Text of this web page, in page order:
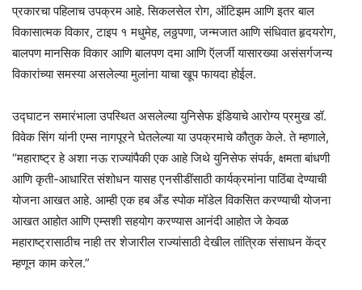
प्रकारचा पहिलाच उपक्रम आहे. सिकलसेल रोग, ऑटिझम आणि इतर बाल
विकासात्मक विकार, टाइप १ मधुमेह, लठ्ठपणा, जन्मजात आणि संधिवात हृदयरोग,
बालपण मानसिक विकार आणि बालपण दमा आणि ऍलर्जी यासारख्या असंसर्गजन्य
विकारांच्या समस्या असलेल्या मुलांना याचा खूप फायदा होईल.
उद्घाटन समारंभाला उपस्थित असलेल्या युनिसेफ इंडियाचे आरोग्य प्रमुख डॉ.
विवेक सिंग यांनी एम्स नागपूरने घेतलेल्या या उपक्रमाचे कौतुक केले. ते म्हणाले,
“महाराष्ट्र हे अशा नऊ राज्यांपैकी एक आहे जिथे युनिसेफ संपर्क, क्षमता बांधणी
आणि कृती-आधारित संशोधन यासह एनसीडींसाठी कार्यक्रमांना पाठिंबा देण्याची
योजना आखत आहे. आम्ही एक हब अँड स्पोक मॉडेल विकसित करण्याची योजना
आखत आहोत आणि एम्सशी सहयोग करण्यास आनंदी आहोत जे केवळ
महाराष्ट्रासाठीच नाही तर शेजारील राज्यांसाठी देखील तांत्रिक संसाधन केंद्र
म्हणून काम करेल.”